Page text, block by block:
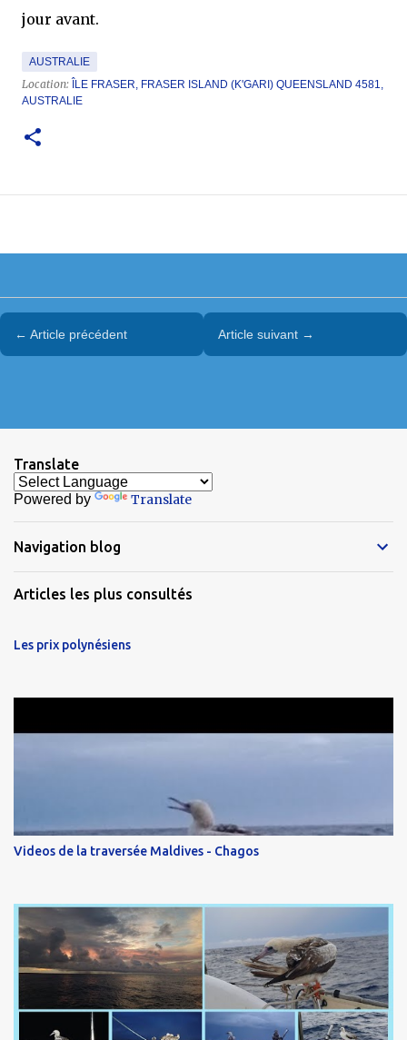
jour avant.
AUSTRALIE
Location: ÎLE FRASER, FRASER ISLAND (K'GARI) QUEENSLAND 4581,
AUSTRALIE
← Article précédent Article suivant →
Translate
Powered by Translate
Navigation blog
Articles les plus consultés
Les prix polynésiens
Videos de la traversée Maldives - Chagos